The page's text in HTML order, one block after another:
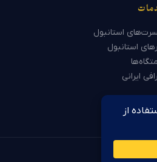
استانبول
استانبول
ایرانی